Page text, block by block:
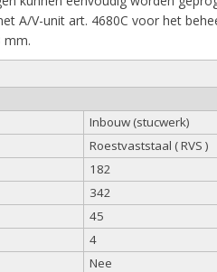
A/V-unit art. 4680C voor het
mm.
Inbouw (stucwerk)
Roestvaststaal ( RVS )
182
342
45
4
Nee